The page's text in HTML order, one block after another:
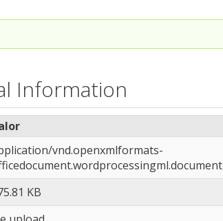
Information
vnd.openxmlformats-
KB